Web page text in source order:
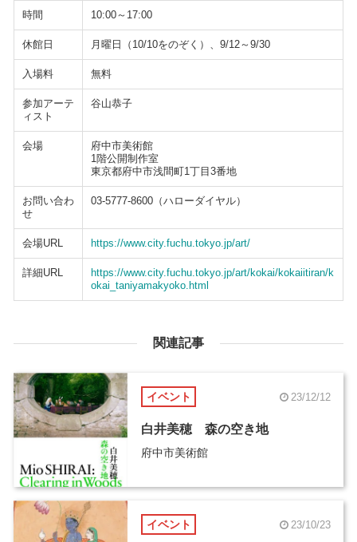
時間 10:00～17:00
休館日 月曜日（10/10をのぞく）、9/12～9/30
入場料 無料
参加アーテ
ィスト
谷山恭子
会場
府中市美術館
1階公開制作室
東京都府中市浅間町1丁目3番地
お問い合わ
せ
03-5777-8600（ハローダイヤル）
会場URL https://www.city.fuchu.tokyo.jp/art/
詳細URL
https://www.city.fuchu.tokyo.jp/art/kokai/kokaiitiran/k
okai_taniyamakyoko.html
関連記事
イベント 23/12/12
白井美穂 森の空き地
府中市美術館
イベント 23/10/23